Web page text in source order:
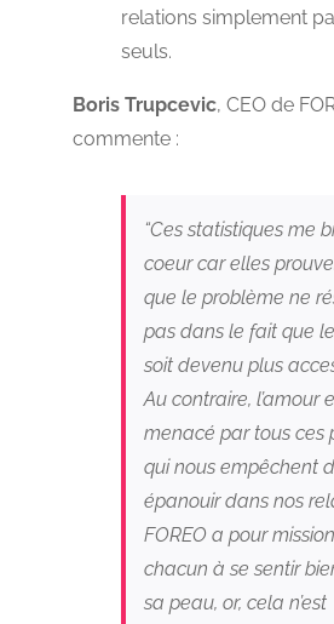
relations simplement
seuls.
Boris Trupcevic, CEO de
commente :
“Ces statistiques me
coeur car elles
que le problème ne
pas dans le fait que
soit devenu plus
Au contraire, l’amour
menacé par tous ces
qui nous empêchent
épanouir dans nos
FOREO a pour
chacun à se sentir
sa peau, or, cela n’est